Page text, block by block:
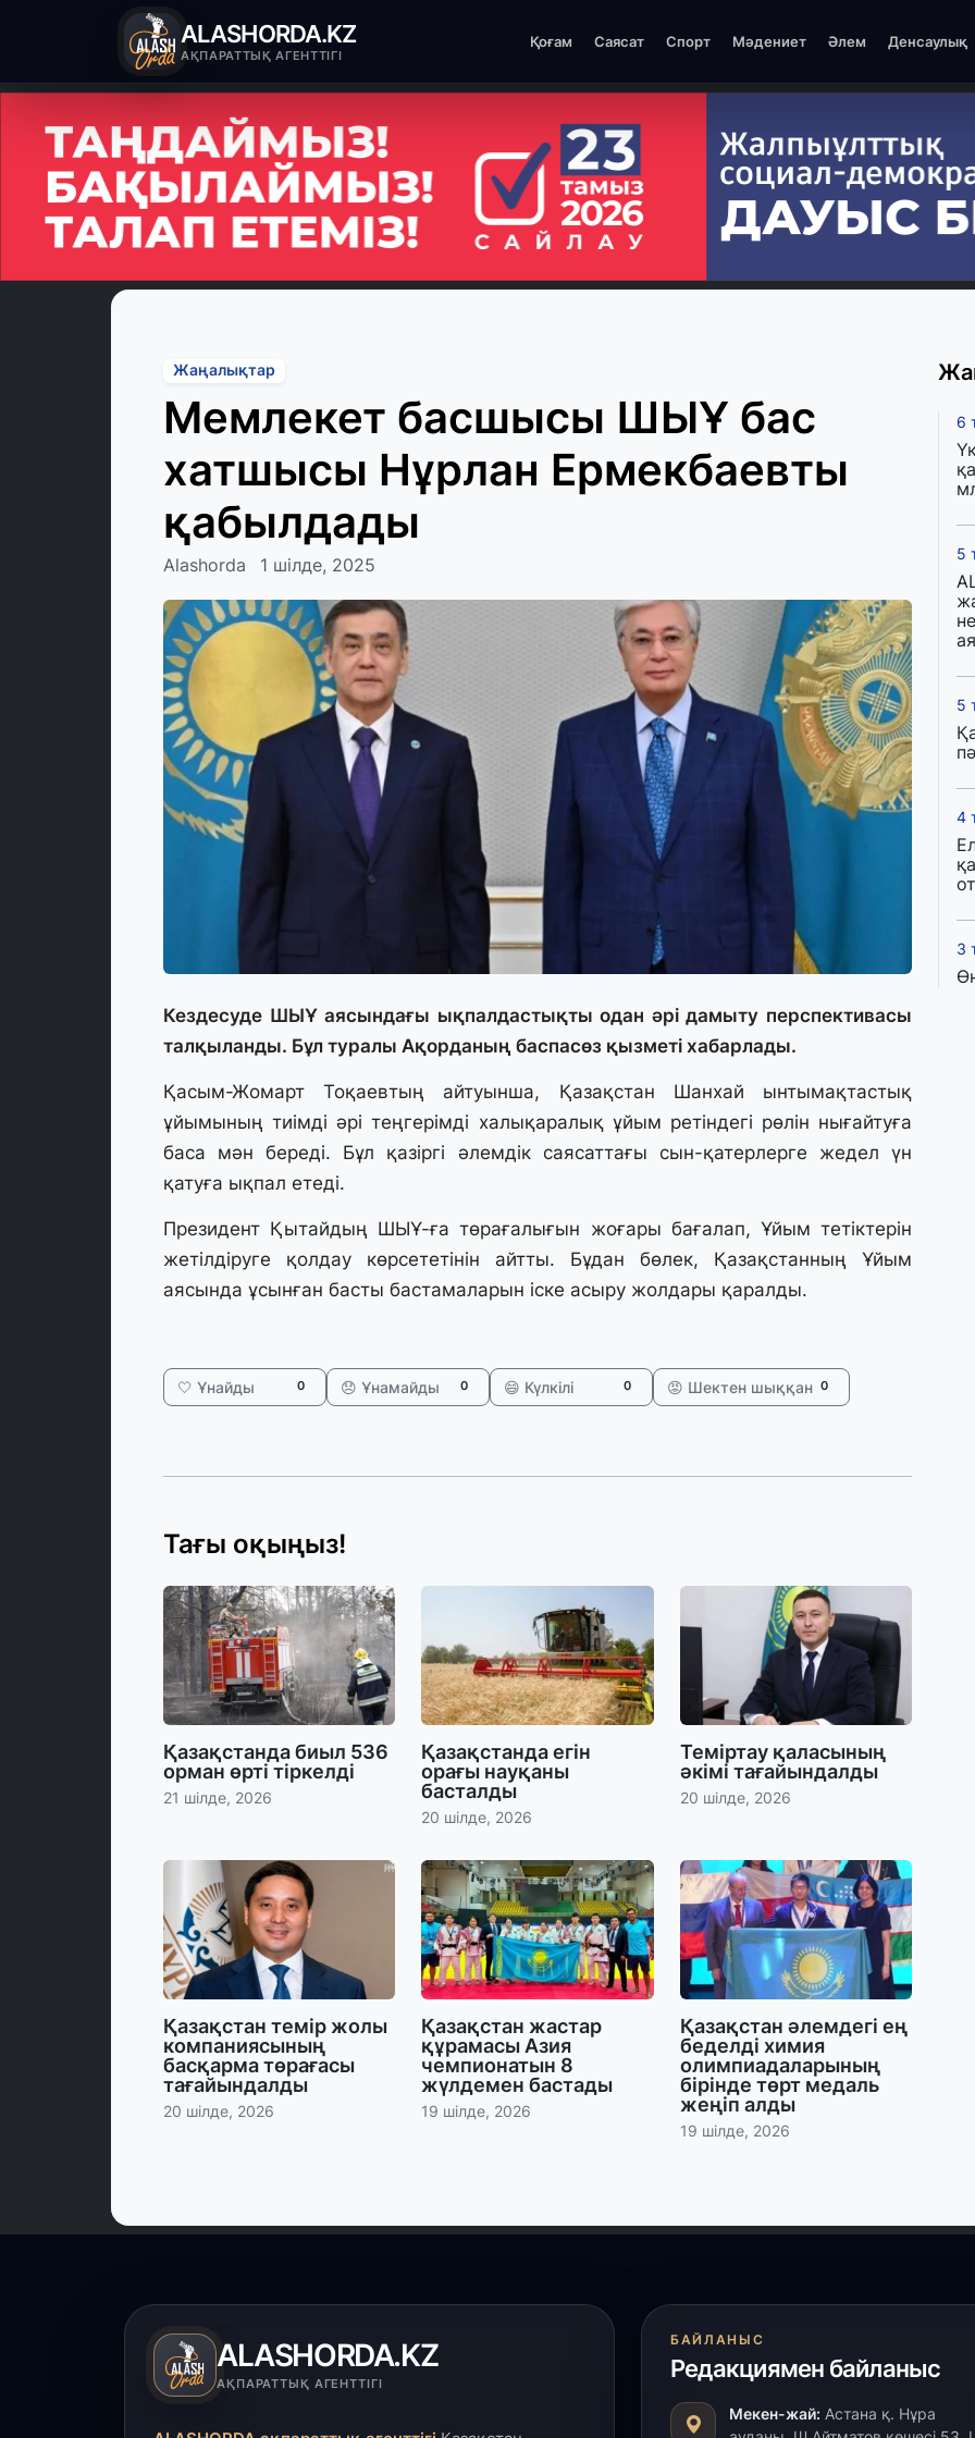
ALASHORDA.KZ
АҚПАРАТТЫҚ АГЕНТТІГІ
Қоғам Саясат Спорт Мәдениет Әлем Денсаулық
Жаңалықтар
Мемлекет басшысы ШЫҰ бас
хатшысы Нұрлан Ермекбаевты
қабылдады
Alashorda 1 шілде, 2025
Кездесуде ШЫҰ аясындағы ықпалдастықты одан әрі дамыту перспективасы
талқыланды. Бұл туралы Ақорданың баспасөз қызметі хабарлады.
Қасым-Жомарт Тоқаевтың айтуынша, Қазақстан Шанхай ынтымақтастық
ұйымының тиімді әрі теңгерімді халықаралық ұйым ретіндегі рөлін нығайтуға
баса мән береді. Бұл қазіргі әлемдік саясаттағы сын-қатерлерге жедел үн
қатуға ықпал етеді.
Президент Қытайдың ШЫҰ-ға төрағалығын жоғары бағалап, Ұйым тетіктерін
жетілдіруге қолдау көрсететінін айтты. Бұдан бөлек, Қазақстанның Ұйым
аясында ұсынған басты бастамаларын іске асыру жолдары қаралды.
🤍 Ұнайды 0 😞 Ұнамайды 0 😄 Күлкілі 0 😡 Шектен шыққан 0
Тағы оқыңыз!
Қазақстанда биыл 536
орман өрті тіркелді
21 шілде, 2026
Қазақстанда егін
орағы науқаны
басталды
20 шілде, 2026
Теміртау қаласының
әкімі тағайындалды
20 шілде, 2026
Қазақстан темір жолы
компаниясының
басқарма төрағасы
тағайындалды
20 шілде, 2026
Қазақстан жастар
құрамасы Азия
чемпионатын 8
жүлдемен бастады
19 шілде, 2026
Қазақстан әлемдегі ең
беделді химия
олимпиадаларының
бірінде төрт медаль
жеңіп алды
19 шілде, 2026
6
5
5
4
3
ALASHORDA.KZ
АҚПАРАТТЫҚ АГЕНТТІГІ
БАЙЛАНЫС
Редакциямен байланыс
Мекен-жай: Астана қ. Нұра